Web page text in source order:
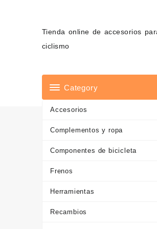
Tienda online de accesorios
ciclismo
Category
Accesorios
Complementos y ropa
Componentes de bicicleta
Frenos
Herramientas
Recambios